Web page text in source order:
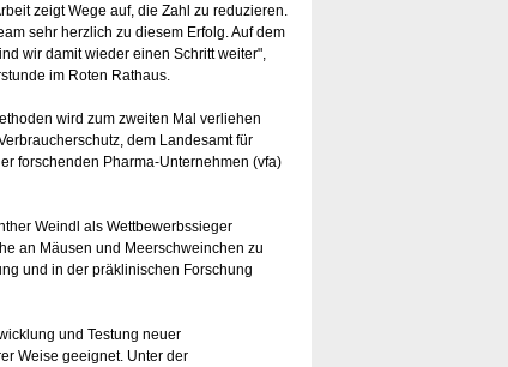
zeigt Wege auf, die Zahl zu reduzieren.
sehr herzlich zu diesem Erfolg. Auf dem
wir damit wieder einen Schritt weiter",
im Roten Rathaus.
wird zum zweiten Mal verliehen
dem Landesamt für
forschenden Pharma-Unternehmen (vfa)
Weindl als Wettbewerbssieger
an Mäusen und Meerschweinchen zu
und in der präklinischen Forschung
und Testung neuer
Weise geeignet. Unter der